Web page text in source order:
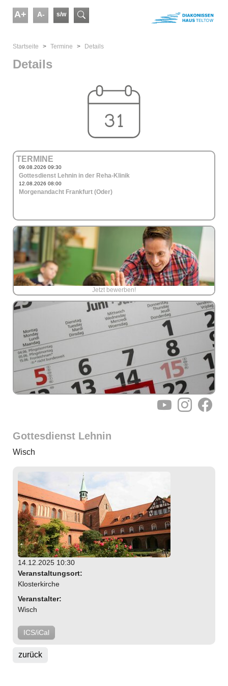
A+ A- s/w Suchformular
Startseite
Termine Details
Details
TERMINE
09.08.2026 09:30
Gottesdienst Lehnin in der Reha-Klinik
12.08.2026 08:00
Morgenandacht Frankfurt (Oder)
Jetzt bewerben!
YouTubeInstagram
Gottesdienst Lehnin
Wisch
14.12.2025 10:30
Veranstaltungsort:
Klosterkirche
Veranstalter:
Wisch
ICS/iCal
zurück